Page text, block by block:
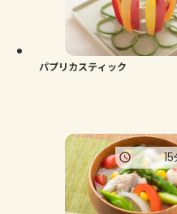
パプリカスティック
15